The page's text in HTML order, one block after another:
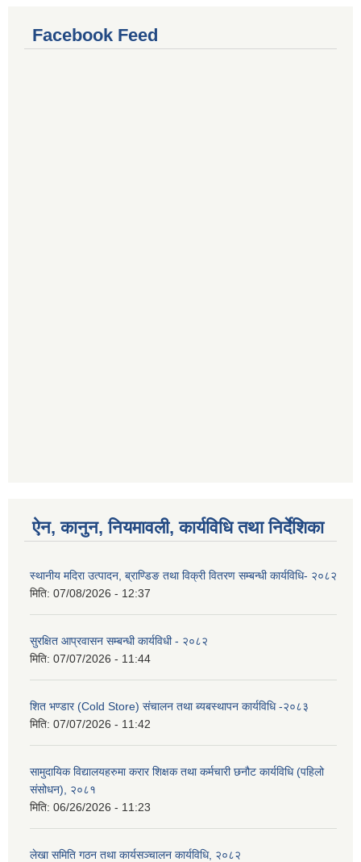
Facebook Feed
ऐन, कानुन, नियमावली, कार्यविधि तथा निर्देशिका
स्थानीय मदिरा उत्पादन, ब्राण्डिङ तथा विक्री वितरण सम्बन्धी कार्यविधि- २०८२
मिति: 07/08/2026 - 12:37
सुरक्षित आप्रवासन सम्बन्धी कार्यविधी - २०८२
मिति: 07/07/2026 - 11:44
शित भण्डार (Cold Store) संचालन तथा ब्यबस्थापन कार्यविधि -२०८३
मिति: 07/07/2026 - 11:42
सामुदायिक विद्यालयहरुमा करार शिक्षक तथा कर्मचारी छनौट कार्यविधि (पहिलो
संसोधन), २०८१
मिति: 06/26/2026 - 11:23
लेखा समिति गठन तथा कार्यसञ्चालन कार्यविधि, २०८२